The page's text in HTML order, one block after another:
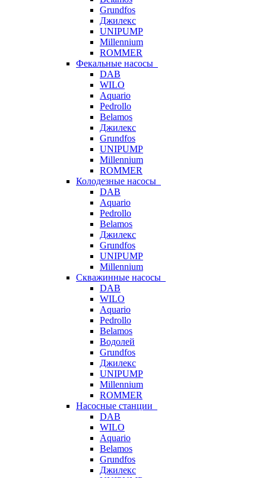
Grundfos
Джилекс
UNIPUMP
Millennium
ROMMER
Фекальные насосы
DAB
WILO
Aquario
Pedrollo
Belamos
Джилекс
Grundfos
UNIPUMP
Millennium
ROMMER
Колодезные насосы
DAB
Aquario
Pedrollo
Belamos
Джилекс
Grundfos
UNIPUMP
Millennium
Скважинные насосы
DAB
WILO
Aquario
Pedrollo
Belamos
Водолей
Grundfos
Джилекс
UNIPUMP
Millennium
ROMMER
Насосные станции
DAB
WILO
Aquario
Belamos
Grundfos
Джилекс